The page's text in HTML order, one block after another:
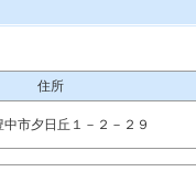
住所
中市夕日丘１－２－２９